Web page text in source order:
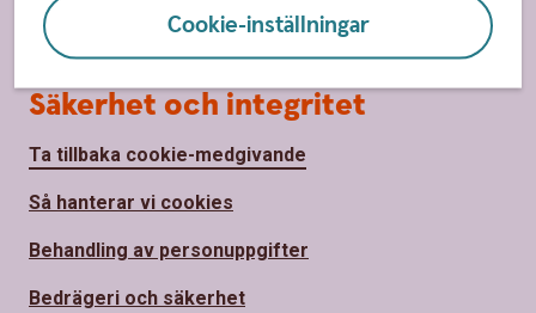
Cookie-inställningar
Jobba hos oss
Säkerhet och integritet
Ta tillbaka cookie-medgivande
Så hanterar vi cookies
Behandling av personuppgifter
Bedrägeri och säkerhet